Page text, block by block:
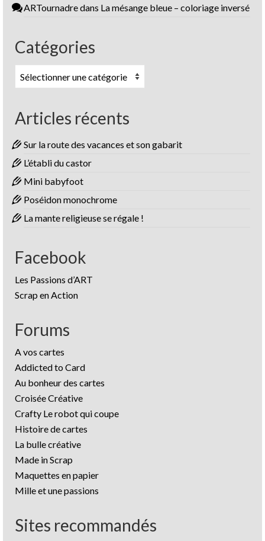
ARTournadredans La mésange bleue – coloriage inversé
Catégories
Catégories
Articles récents
Sur la route des vacances et son gabarit
L’établi du castor
Mini babyfoot
Poséidon monochrome
La mante religieuse se régale !
Facebook
Les Passions d’ART
Scrap en Action
Forums
A vos cartes
Addicted to Card
Au bonheur des cartes
Croisée Créative
Crafty Le robot qui coupe
Histoire de cartes
La bulle créative
Made in Scrap
Maquettes en papier
Mille et une passions
Sites recommandés